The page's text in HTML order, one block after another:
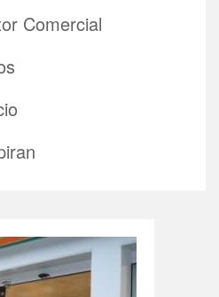
Comercial